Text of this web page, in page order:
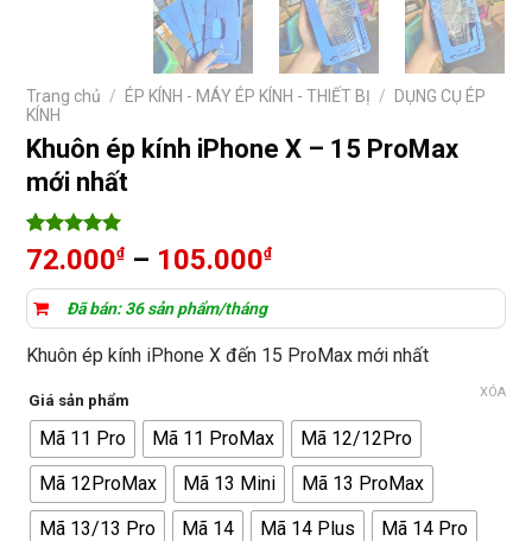
Trang chủ / ÉP KÍNH - MÁY ÉP KÍNH - THIẾT BỊ /
DỤNG CỤ ÉP
KÍNH
Khuôn ép kính iPhone X – 15 ProMax
mới nhất
5trên 5
dựa trên
19
đánh giá
72.000₫ – 105.000₫Khoảng
giá:
72.000₫
đến
Đã bán: 36 sản phẩm/tháng
Khuôn ép kính iPhone X đến 15 ProMax mới nhất
Giá sản phẩm
Mã 11 Pro Mã 11 ProMax
Mã 12/12Pro
Mã 12ProMax
Mã 13 Mini
Mã 13 ProMax
Mã 13/13 Pro
Mã 14 Mã 14 Plus
Mã 14 Pro
XÓA